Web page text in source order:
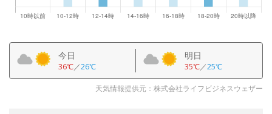
今日
36℃／26℃
明日
35℃／25℃
天気情報提供元：株式会社ライフビジネスウェザー